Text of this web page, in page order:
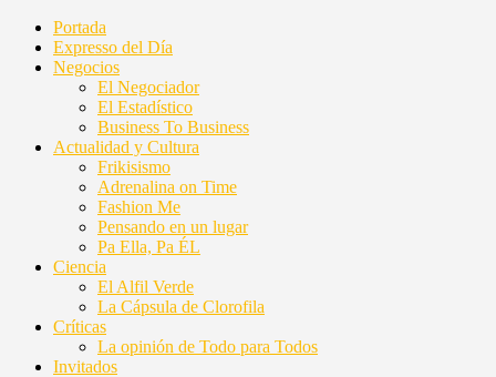
Portada
Expresso del Día
Negocios
El Negociador
El Estadístico
Business To Business
Actualidad y Cultura
Frikisismo
Adrenalina on Time
Fashion Me
Pensando en un lugar
Pa Ella, Pa ÉL
Ciencia
El Alfil Verde
La Cápsula de Clorofila
Críticas
La opinión de Todo para Todos
Invitados